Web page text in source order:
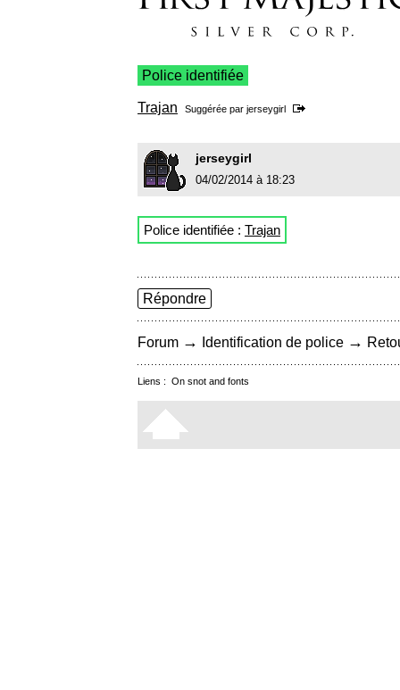
Police identifiée
Trajan Suggérée par jerseygirl
jerseygirl
04/02/2014 à 18:23
Police identifiée : Trajan
Répondre
Forum → Identification de police →
Liens : On snot and fonts